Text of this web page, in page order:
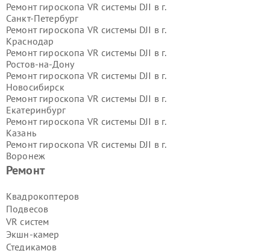
Ремонт
Квадрокоптеров
Подвесов
VR систем
Экшн-камер
Стедикамов
Ремонт гироскопа VR системы DJI в г.
Санкт-Петербург
Ремонт гироскопа VR системы DJI в г.
Краснодар
Ремонт гироскопа VR системы DJI в г.
Ростов-на-Дону
Ремонт гироскопа VR системы DJI в г.
Новосибирск
Ремонт гироскопа VR системы DJI в г.
Екатеринбург
Ремонт гироскопа VR системы DJI в г.
Казань
Ремонт гироскопа VR системы DJI в г.
Воронеж
Ремонт гироскопа VR системы DJI в г.
Ремонт гироскопа VR системы DJI в г.
Самара
Ремонт гироскопа VR системы DJI в г.
Пермь
Ремонт гироскопа VR системы DJI в г.
Красноярск